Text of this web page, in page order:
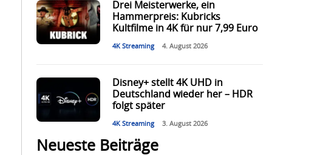
Drei Meisterwerke, ein
Hammerpreis: Kubricks
Kultfilme in 4K für nur 7,99 Euro
4K Streaming 4. August 2026
Disney+ stellt 4K UHD in
Deutschland wieder her – HDR
folgt später
4K Streaming 3. August 2026
Neueste Beiträge